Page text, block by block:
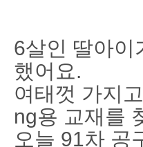
6살인 딸아이
했어요.
여태껏 가지
ng용 교재를
오늘 91차 공